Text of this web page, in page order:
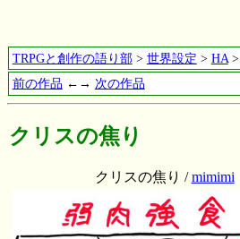
TRPGと創作の語り部> 世界設定 > HA>
前の作品 ←→ 次の作品
クリスの焦り
クリスの焦り /mimimi